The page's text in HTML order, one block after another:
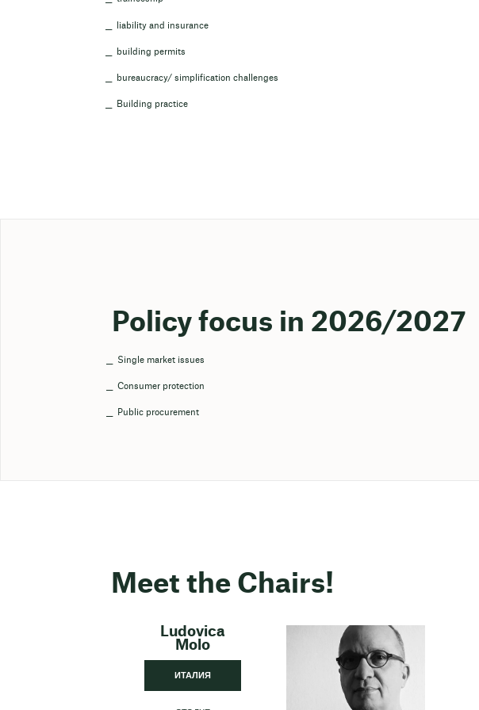
liability and insurance
building permits
bureaucracy/ simplification challenges
Building practice
Policy focus in 2026/2027
Single market issues
Consumer protection
Public procurement
Meet the Chairs!
Ludovica
Molo
ИТАЛИЯ